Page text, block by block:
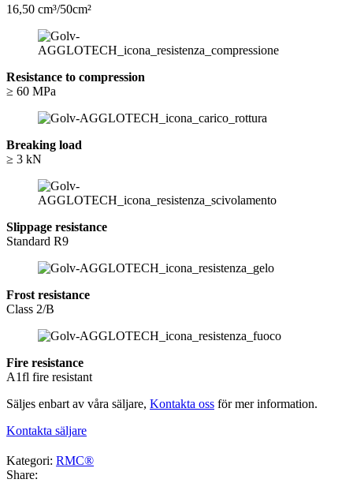
16,50 cm³/50cm²
Resistance to compression
≥ 60 MPa
Breaking load
≥ 3 kN
Slippage resistance
Standard R9
Frost resistance
Class 2/B
Fire resistance
A1fl fire resistant
Säljes enbart av våra säljare, Kontakta oss för mer information.
Kontakta säljare
Kategori: RMC®
Share: